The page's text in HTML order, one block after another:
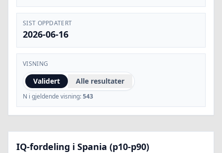
SIST OPPDATERT
2026-06-16
VISNING
Validert Alle resultater
N i gjeldende visning:543
IQ-fordeling i Spania (p10-p90)